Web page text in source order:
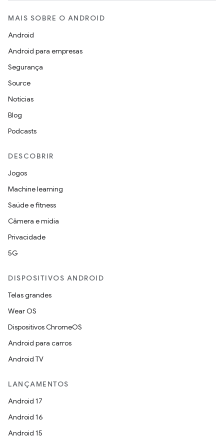
MAIS SOBRE O ANDROID
Android
Android para empresas
Segurança
Source
Notícias
Blog
Podcasts
DESCOBRIR
Jogos
Machine learning
Saúde e fitness
Câmera e mídia
Privacidade
5G
DISPOSITIVOS ANDROID
Telas grandes
Wear OS
Dispositivos ChromeOS
Android para carros
Android TV
LANÇAMENTOS
Android 17
Android 16
Android 15